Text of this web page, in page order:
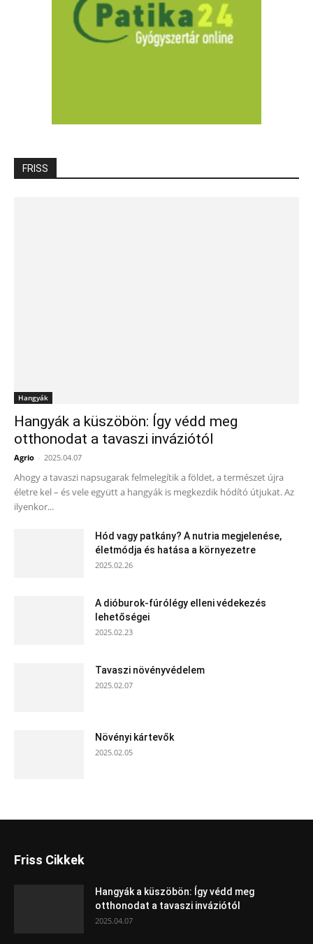
FRISS
Hangyák
Hangyák a küszöbön: Így védd meg
otthonodat a tavaszi inváziótól
Agrio - 2025.04.07
Ahogy a tavaszi napsugarak felmelegítik a földet, a természet újra
életre kel – és vele együtt a hangyák is megkezdik hódító útjukat. Az
ilyenkor...
Hód vagy patkány? A nutria megjelenése,
életmódja és hatása a környezetre
2025.02.26
A dióburok-fúrólégy elleni védekezés
lehetőségei
2025.02.23
Tavaszi növényvédelem
2025.02.07
Növényi kártevők
2025.02.05
Friss Cikkek
Hangyák a küszöbön: Így védd meg
otthonodat a tavaszi inváziótól
2025.04.07